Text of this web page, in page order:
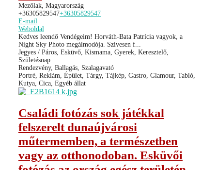
Mezőlak, Magyarország
+36305829547+36305829547
E-mail
Weboldal
Kedves leendő Vendégeim! Horváth-Bata Patrícia vagyok, a
Night Sky Photo megálmodója. Szívesen f...
Jegyes / Páros, Esküvő, Kismama, Gyerek, Keresztelő,
Születésnap
Rendezvény, Ballagás, Szalagavató
Portré, Reklám, Épület, Tárgy, Tájkép, Gastro, Glamour, Tabló,
Kutya, Cica, Egyéb állat
Családi fotózás sok játékkal
felszerelt dunaújvárosi
műtermemben, a természetben
vagy az otthonodoban. Esküvői